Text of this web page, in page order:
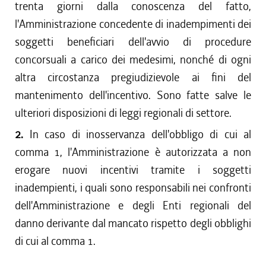
trenta giorni dalla conoscenza del fatto,
l'Amministrazione concedente di inadempimenti dei
soggetti beneficiari dell'avvio di procedure
concorsuali a carico dei medesimi, nonché di ogni
altra circostanza pregiudizievole ai fini del
mantenimento dell'incentivo. Sono fatte salve le
ulteriori disposizioni di leggi regionali di settore.
2. In caso di inosservanza dell'obbligo di cui al
comma 1, l'Amministrazione è autorizzata a non
erogare nuovi incentivi tramite i soggetti
inadempienti, i quali sono responsabili nei confronti
dell'Amministrazione e degli Enti regionali del
danno derivante dal mancato rispetto degli obblighi
di cui al comma 1.